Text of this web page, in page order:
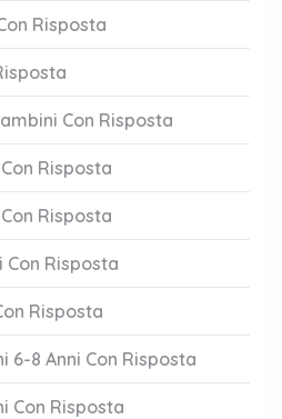
Risposta
Con Risposta
Risposta
Risposta
Risposta
Risposta
6-8 Anni Con Risposta
Con Risposta